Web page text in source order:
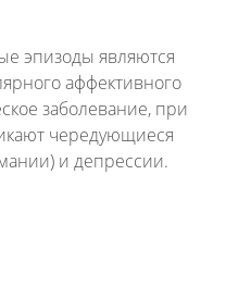
эпизоды являются
аффективного
заболевание, при
чередующиеся
и депрессии.